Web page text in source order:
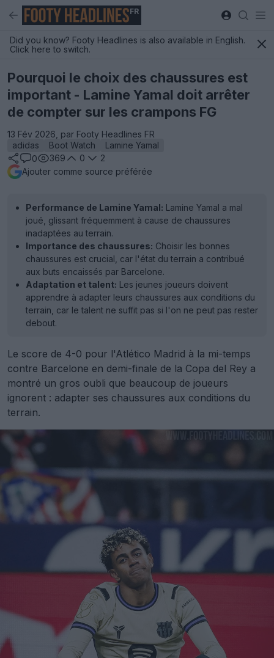
FR
Did you know? Footy Headlines is also available in English.
Click here to switch.
Pourquoi le choix des chaussures est
important - Lamine Yamal doit arrêter
de compter sur les crampons FG
13 Fév 2026, par Footy Headlines FR
adidas
Boot Watch
Lamine Yamal
0
369 0
2
Ajouter comme source préférée
Performance de Lamine Yamal: Lamine Yamal a mal
joué, glissant fréquemment à cause de chaussures
inadaptées au terrain.
Importance des chaussures: Choisir les bonnes
chaussures est crucial, car l'état du terrain a contribué
aux buts encaissés par Barcelone.
Adaptation et talent: Les jeunes joueurs doivent
apprendre à adapter leurs chaussures aux conditions du
terrain, car le talent ne suffit pas si l'on ne peut pas rester
debout.
Le score de 4-0 pour l'Atlético Madrid à la mi-temps
contre Barcelone en demi-finale de la Copa del Rey a
montré un gros oubli que beaucoup de joueurs
ignorent : adapter ses chaussures aux conditions du
terrain.